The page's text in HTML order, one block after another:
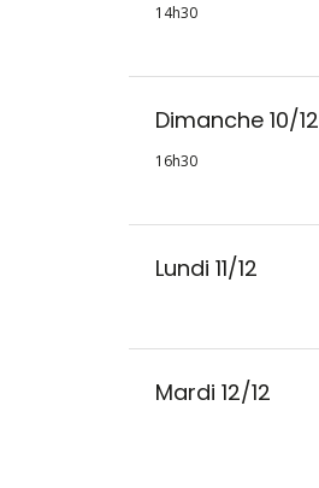
14h30
Dimanche 10/12
16h30
Lundi 11/12
Mardi 12/12